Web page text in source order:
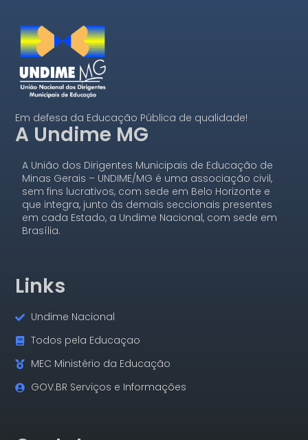
Em defesa da Educação Pública de qualidade!
A Undime MG
A União dos Dirigentes Municipais de Educação de
Minas Gerais – UNDIME/MG é uma associação civil,
sem fins lucrativos, com sede em Belo Horizonte e
que integra, junto às demais seccionais presentes
em cada Estado, a Undime Nacional, com sede em
Brasília.
Links
Undime Nacional
Todos pela Educaçao
MEC Ministério da Educação
GOV.BR Serviços e Informações